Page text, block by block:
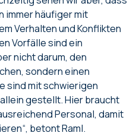
immer häufiger mit
Verhalten und Konflikten
Vorfälle sind ein
nicht darum, den
sondern einen
sind mit schwierigen
gestellt. Hier braucht
Personal, damit
betont Raml.